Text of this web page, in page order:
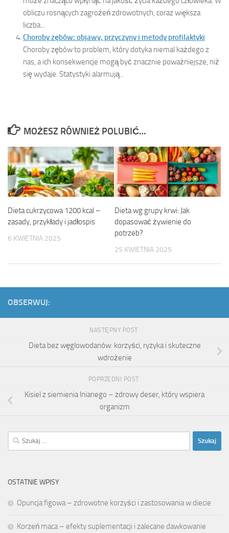
obliczu rosnących zagrożeń zdrowotnych, coraz większa
liczba...
Choroby zębów: objawy, przyczyny i metody profilaktyki
Choroby zębów to problem, który dotyka niemal każdego z
nas, a ich konsekwencje mogą być znacznie poważniejsze, niż
się wydaje. Statystyki alarmują...
MOŻESZ RÓWNIEŻ POLUBIĆ…
Dieta cukrzycowa 1200 kcal –
zasady, przykłady i jadłospis
6 KWIETNIA 2025
Dieta wg grupy krwi: Jak
dopasować żywienie do
potrzeb?
25 KWIETNIA 2025
OBSERWUJ:
NASTĘPNY POST
Dieta bez węglowodanów: korzyści, ryzyka i skuteczne
wdrożenie
POPRZEDNI POST
Kisiel z siemienia lnianego – zdrowy deser, który wspiera
organizm
Szukaj:
OSTATNIE WPISY
Opuncja figowa – zdrowotne korzyści i zastosowania w diecie
Korzeń maca – efekty suplementacji i zalecane dawkowanie